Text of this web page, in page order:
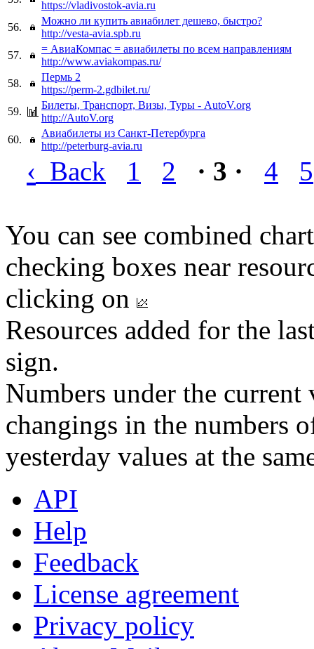
https://vladivostok-avia.ru
56.
Можно ли купить авиабилет дешево, быстро?
http://vesta-avia.spb.ru
57.
= АвиаКомпас = авиабилеты по всем направлениям
http://www.aviakompas.ru/
58.
Пермь 2
https://perm-2.gdbilet.ru/
59.
Билеты, Транспорт, Визы, Туры - AutoV.org
http://AutoV.org
60.
Авиабилеты из Санкт-Петербурга
http://peterburg-avia.ru
‹ Back 1 2 · 3 · 4 5
You can see combined
checking boxes near
clicking on
Resources added for the
sign.
Numbers under the
changings in the numbers
yesterday values at the
API
Help
Feedback
License agreement
Privacy policy